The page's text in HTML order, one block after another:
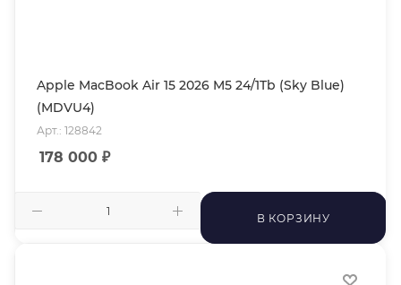
Apple MacBook Air 15 2026 M5 24/1Tb (Sky Blue)
(MDVU4)
Арт.: 128842
178 000 ₽
В КОРЗИНУ